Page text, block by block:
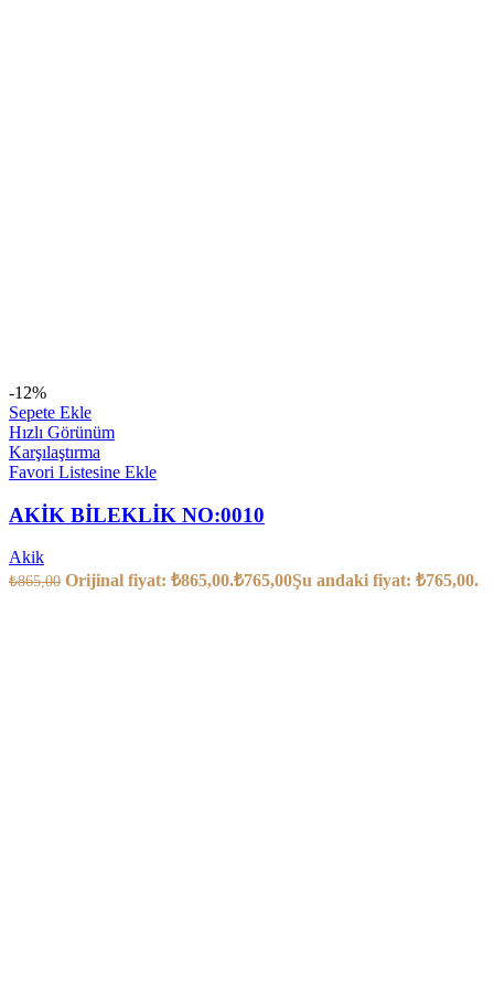
-12%
Sepete Ekle
Hızlı Görünüm
Karşılaştırma
Favori Listesine Ekle
AKİK BİLEKLİK NO:0010
Akik
₺865,00 Orijinal fiyat: ₺865,00.₺765,00Şu andaki fiyat: ₺765,00.